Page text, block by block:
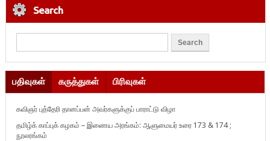
Search
பதிவுகள் கருத்துகள் பிரிவுகள்
கவிஞர் புத்தேரி தானப்பன் அவர்களுக்குப் பாராட்டு விழா
தமிழ்க் காப்புக் கழகம் – இணைய அரங்கம்: ஆளுமையர் உரை 173 & 174 ;
நூலரங்கம்